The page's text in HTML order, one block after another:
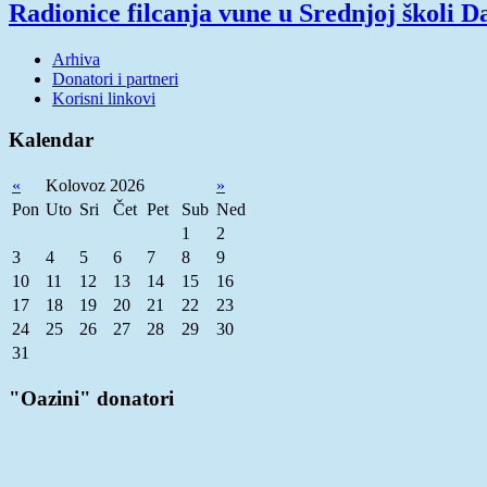
Radionice filcanja vune u Srednjoj školi
Arhiva
Donatori i partneri
Korisni linkovi
Kalendar
« Kolovoz 2026
»
Pon Uto Sri Čet Pet Sub Ned
1
2
3
4 5 6 7 8
9
10
11 12 13 14 15
16
17
18 19 20 21 22
23
24
25 26 27 28 29
30
31
"Oazini" donatori